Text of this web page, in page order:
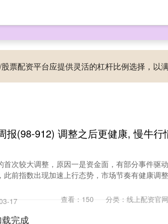
贵州股
票配资平台应提供灵活的杠杆比例选择，以
报(98-912) 调整之后更健康, 慢牛行
次较大调整，原因一是资金面，有部分事件驱
前指数出现加速上行态势，市场节奏有健康调
17 查看： 150 分类： 线上配资官网
完成